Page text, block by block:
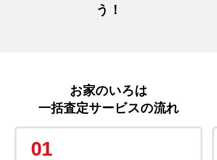
う！
お家のいろは
一括査定サービスの流れ
01